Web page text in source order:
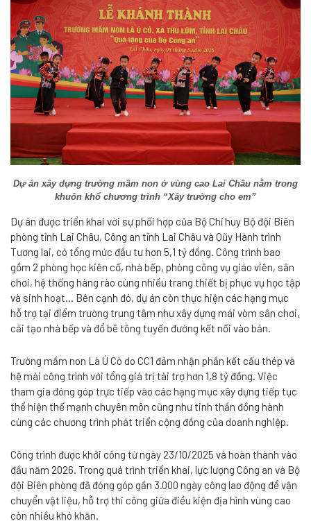
Dự án xây dựng trường mầm non ở vùng cao Lai Châu nằm trong
khuôn khổ chương trình “Xây trường cho em”
Dự án được triển khai với sự phối hợp của Bộ Chỉ huy Bộ đội Biên
phòng tỉnh Lai Châu, Công an tỉnh Lai Châu và Qũy Hành trình
Tương lai, có tổng mức đầu tư hơn 5,1 tỷ đồng. Công trình bao
gồm 2 phòng học kiên cố, nhà bếp, phòng công vụ giáo viên, sân
chơi, hệ thống hàng rào cùng nhiều trang thiết bị phục vụ học tập
và sinh hoạt… Bên cạnh đó, dự án còn thực hiện các hạng mục
hỗ trợ tại điểm trường trung tâm như xây dựng mái vòm sân chơi,
cải tạo nhà bếp và đổ bê tông tuyến đường kết nối vào bản.
Trường mầm non Là Ú Cò do CC1 đảm nhận phần kết cấu thép và
hệ mái công trình với tổng giá trị tài trợ hơn 1,8 tỷ đồng. Việc
tham gia đóng góp trực tiếp vào các hạng mục xây dựng tiếp tục
thể hiện thế mạnh chuyên môn cũng như tinh thần đồng hành
cùng các chương trình phát triển cộng đồng của doanh nghiệp.
Công trình được khởi công từ ngày 23/10/2025 và hoàn thành vào
đầu năm 2026. Trong quá trình triển khai, lực lượng Công an và Bộ
đội Biên phòng đã đóng góp gần 3.000 ngày công lao động để vận
chuyển vật liệu, hỗ trợ thi công giữa điều kiện địa hình vùng cao
còn nhiều khó khăn.